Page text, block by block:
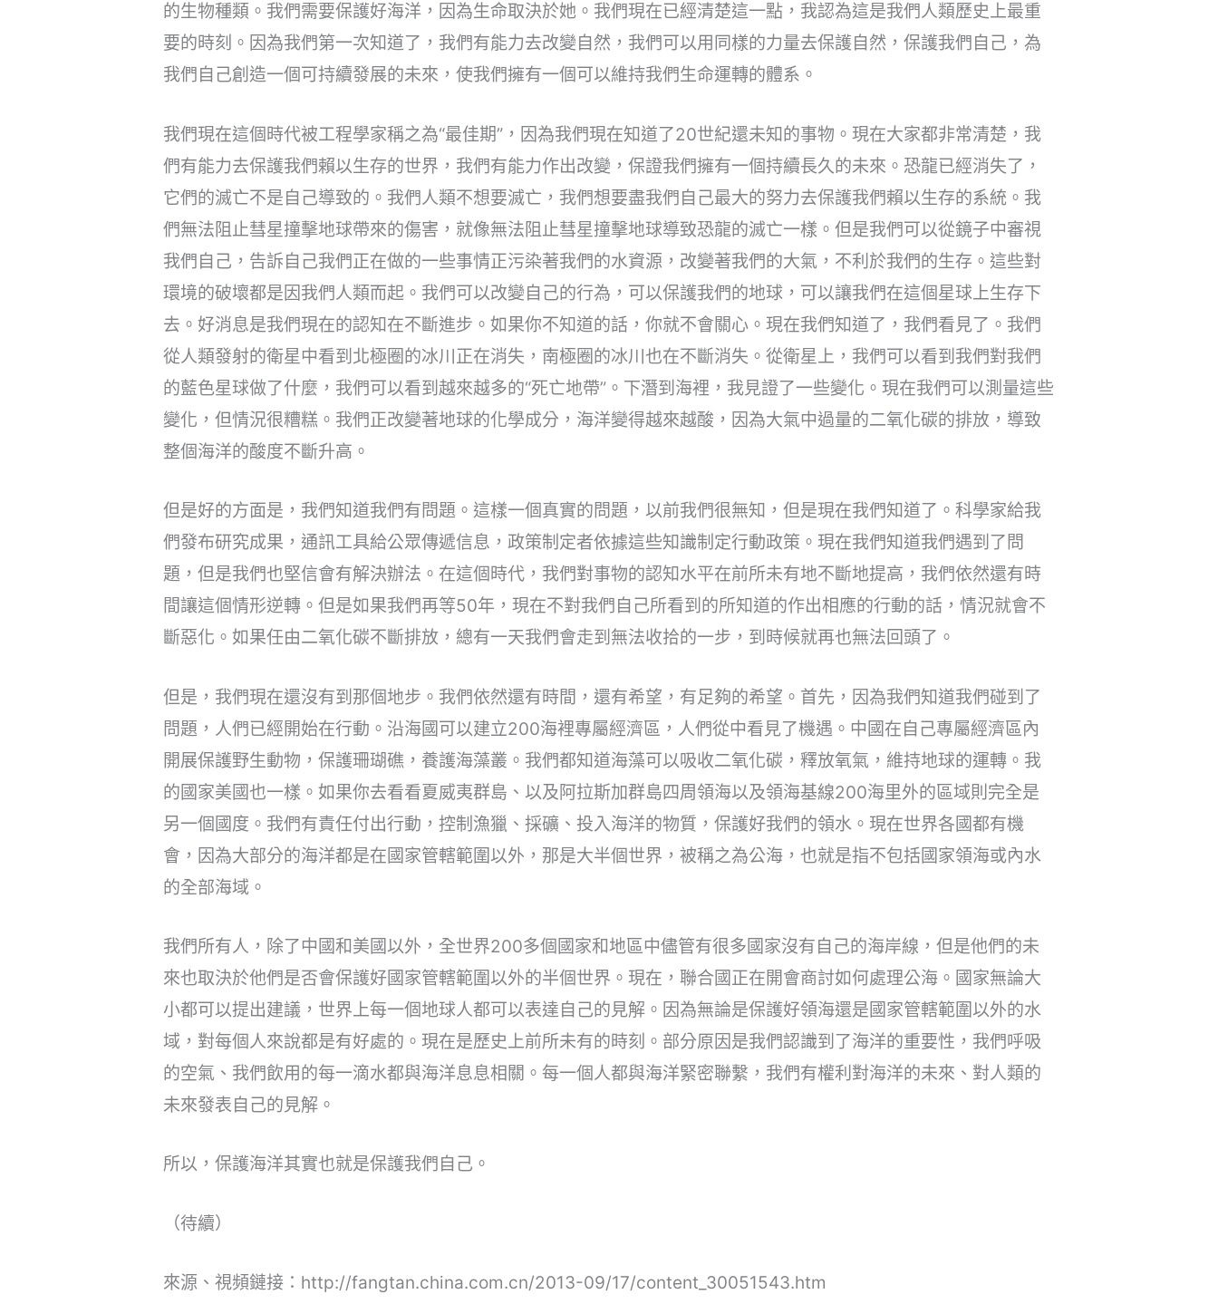
的生物種類。我們需要保護好海洋，因為生命取決於她。我們現在已經清楚這一點，我認為這是我們人類歷史上最重
要的時刻。因為我們第一次知道了，我們有能力去改變自然，我們可以用同樣的力量去保護自然，保護我們自己，為
我們自己創造一個可持續發展的未來，使我們擁有一個可以維持我們生命運轉的體系。
我們現在這個時代被工程學家稱之為“最佳期”，因為我們現在知道了20世紀還未知的事物。現在大家都非常清楚，我
們有能力去保護我們賴以生存的世界，我們有能力作出改變，保證我們擁有一個持續長久的未來。恐龍已經消失了，
它們的滅亡不是自己導致的。我們人類不想要滅亡，我們想要盡我們自己最大的努力去保護我們賴以生存的系統。我
們無法阻止彗星撞擊地球帶來的傷害，就像無法阻止彗星撞擊地球導致恐龍的滅亡一樣。但是我們可以從鏡子中審視
我們自己，告訴自己我們正在做的一些事情正污染著我們的水資源，改變著我們的大氣，不利於我們的生存。這些對
環境的破壞都是因我們人類而起。我們可以改變自己的行為，可以保護我們的地球，可以讓我們在這個星球上生存下
去。好消息是我們現在的認知在不斷進步。如果你不知道的話，你就不會關心。現在我們知道了，我們看見了。我們
從人類發射的衛星中看到北極圈的冰川正在消失，南極圈的冰川也在不斷消失。從衛星上，我們可以看到我們對我們
的藍色星球做了什麼，我們可以看到越來越多的“死亡地帶”。下潛到海裡，我見證了一些變化。現在我們可以測量這些
變化，但情況很糟糕。我們正改變著地球的化學成分，海洋變得越來越酸，因為大氣中過量的二氧化碳的排放，導致
整個海洋的酸度不斷升高。
但是好的方面是，我們知道我們有問題。這樣一個真實的問題，以前我們很無知，但是現在我們知道了。科學家給我
們發布研究成果，通訊工具給公眾傳遞信息，政策制定者依據這些知識制定行動政策。現在我們知道我們遇到了問
題，但是我們也堅信會有解決辦法。在這個時代，我們對事物的認知水平在前所未有地不斷地提高，我們依然還有時
間讓這個情形逆轉。但是如果我們再等50年，現在不對我們自己所看到的所知道的作出相應的行動的話，情況就會不
斷惡化。如果任由二氧化碳不斷排放，總有一天我們會走到無法收拾的一步，到時候就再也無法回頭了。
但是，我們現在還沒有到那個地步。我們依然還有時間，還有希望，有足夠的希望。首先，因為我們知道我們碰到了
問題，人們已經開始在行動。沿海國可以建立200海裡專屬經濟區，人們從中看見了機遇。中國在自己專屬經濟區內
開展保護野生動物，保護珊瑚礁，養護海藻叢。我們都知道海藻可以吸收二氧化碳，釋放氧氣，維持地球的運轉。我
的國家美國也一樣。如果你去看看夏威夷群島、以及阿拉斯加群島四周領海以及領海基線200海里外的區域則完全是
另一個國度。我們有責任付出行動，控制漁獵、採礦、投入海洋的物質，保護好我們的領水。現在世界各國都有機
會，因為大部分的海洋都是在國家管轄範圍以外，那是大半個世界，被稱之為公海，也就是指不包括國家領海或內水
的全部海域。
我們所有人，除了中國和美國以外，全世界200多個國家和地區中儘管有很多國家沒有自己的海岸線，但是他們的未
來也取決於他們是否會保護好國家管轄範圍以外的半個世界。現在，聯合國正在開會商討如何處理公海。國家無論大
小都可以提出建議，世界上每一個地球人都可以表達自己的見解。因為無論是保護好領海還是國家管轄範圍以外的水
域，對每個人來說都是有好處的。現在是歷史上前所未有的時刻。部分原因是我們認識到了海洋的重要性，我們呼吸
的空氣、我們飲用的每一滴水都與海洋息息相關。每一個人都與海洋緊密聯繫，我們有權利對海洋的未來、對人類的
未來發表自己的見解。
所以，保護海洋其實也就是保護我們自己。
（待續）
來源、視頻鏈接：http://fangtan.china.com.cn/2013-09/17/content_30051543.htm